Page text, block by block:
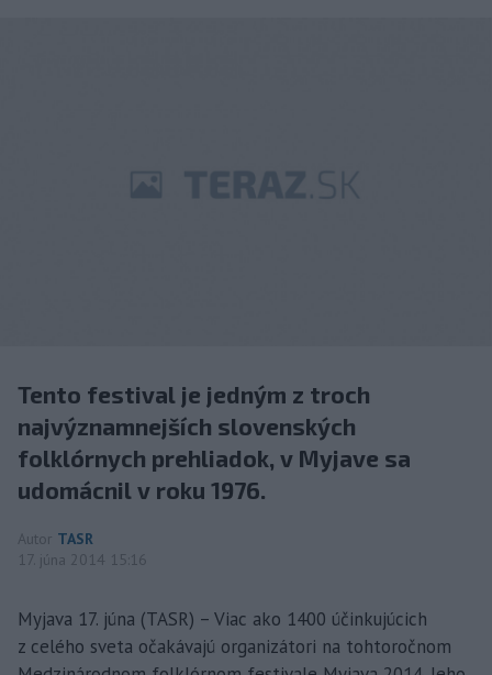
Tento festival je jedným z troch
najvýznamnejších slovenských
folklórnych prehliadok, v Myjave sa
udomácnil v roku 1976.
Autor TASR
17. júna 2014 15:16
Myjava 17. júna (TASR) – Viac ako 1400 účinkujúcich
z celého sveta očakávajú organizátori na tohtoročnom